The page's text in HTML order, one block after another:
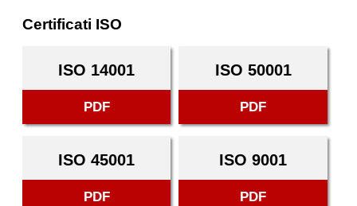
Certificati ISO
ISO 14001
PDF
ISO 50001
PDF
ISO 45001
PDF
ISO 9001
PDF